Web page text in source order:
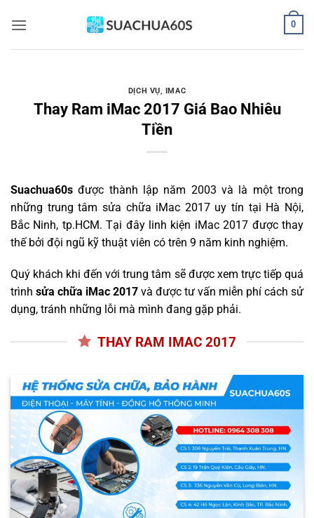
qua
0
DỊCH VỤ, IMAC
Thay Ram iMac 2017 Giá Bao Nhiêu
Tiền
Suachua60s được thành lập năm 2003 và là một trong
những trung tâm sửa chữa iMac 2017 uy tín tại Hà Nội,
Bắc Ninh, tp.HCM. Tại đây linh kiện iMac 2017 được thay
thế bởi đội ngũ kỹ thuật viên có trên 9 năm kinh nghiệm.
Quý khách khi đến với trung tâm sẽ được xem trực tiếp quá
trình sửa chữa iMac 2017 và được tư vấn miễn phí cách sử
dụng, tránh những lỗi mà mình đang gặp phải.
THAY RAM IMAC 2017